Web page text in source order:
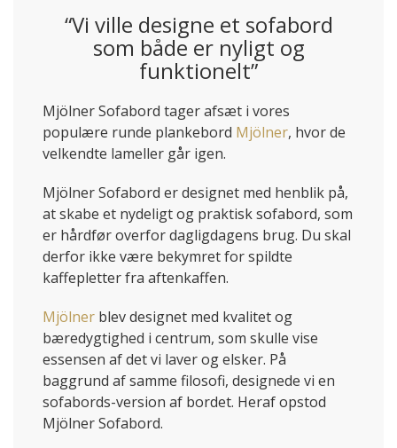
“Vi ville designe et sofabord
som både er nyligt og
funktionelt”
Mjölner Sofabord tager afsæt i vores
populære runde plankebord Mjölner, hvor de
velkendte lameller går igen.
Mjölner Sofabord er designet med henblik på,
at skabe et nydeligt og praktisk sofabord, som
er hårdfør overfor dagligdagens brug. Du skal
derfor ikke være bekymret for spildte
kaffepletter fra aftenkaffen.
Mjölner blev designet med kvalitet og
bæredygtighed i centrum, som skulle vise
essensen af det vi laver og elsker. På
baggrund af samme filosofi, designede vi en
sofabords-version af bordet. Heraf opstod
Mjölner Sofabord.